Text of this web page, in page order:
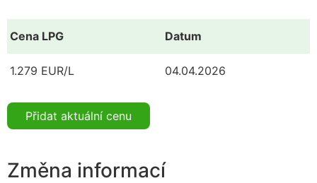
Cena LPG Datum
1.279 EUR/L 04.04.2026
Přidat aktuální cenu
Změna informací